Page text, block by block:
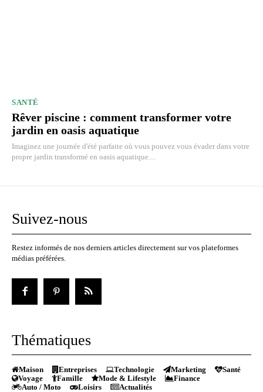
SANTÉ
Rêver piscine : comment transformer votre
jardin en oasis aquatique
Imaginez une journée d'été parfaite où vous pouvez vous évader dans votre
propre jardin transformé en oasis aquatique....
Suivez-nous
Restez informés de nos derniers articles directement sur vos plateformes
médias préférées.
Thématiques
Maison Entreprises Technologie Marketing
Santé
Voyage
Famille Mode & Lifestyle
Finance
Auto / Moto
Loisirs Actualités